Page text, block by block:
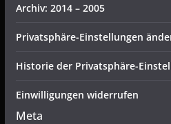
Archiv: 2014 – 2005
Privatsphäre-Einstellungen
Historie der Privatsphäre-
Einwilligungen widerrufen
Meta